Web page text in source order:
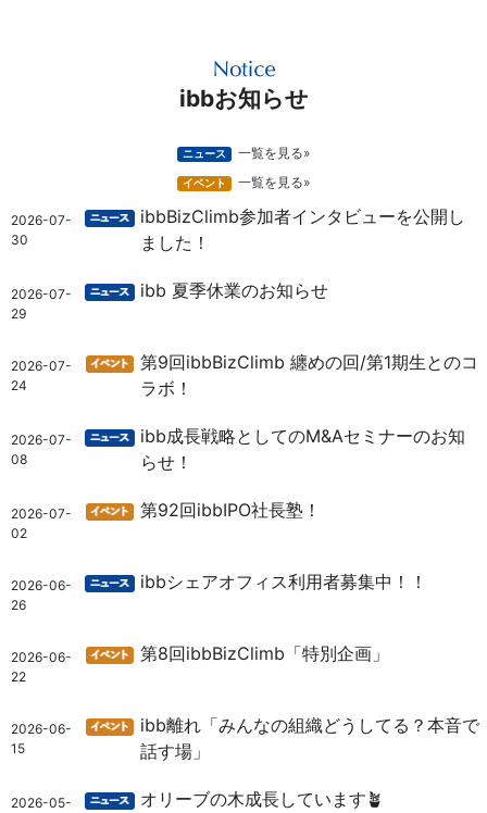
ibbお知らせ
ニュース 一覧を見る»
イベント 一覧を見る»
2026-07-
30
ibbBizClimb参加者インタビューを公開し
ました！
2026-07-
29
ibb 夏季休業のお知らせ
2026-07-
24
第9回ibbBizClimb 纏めの回/第1期生とのコ
ラボ！
2026-07-
08
ibb成長戦略としてのM&Aセミナーのお知
らせ！
2026-07-
02
第92回ibbIPO社長塾！
2026-06-
26
ibbシェアオフィス利用者募集中！！
2026-06-
22
第8回ibbBizClimb「特別企画」
2026-06-
15
ibb離れ「みんなの組織どうしてる？本音で
話す場」
2026-05-
オリーブの木成長しています🪴